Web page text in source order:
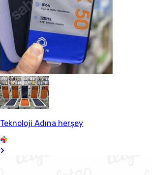
Teknoloji Adına herşey